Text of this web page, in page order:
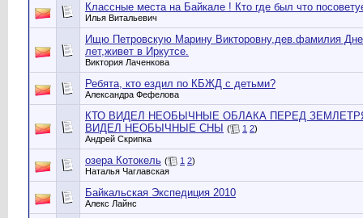
Классные места на Байкале ! Кто где был что
Илья Витальевич
Ищю Петровскую Марину Викторовну,дев.фамилия
лет,живет в Иркутсе.
Виктория Лаченкова
Ребята, кто ездил по КБЖД с детьми?
Александра Фефелова
КТО ВИДЕЛ НЕОБЫЧНЫЕ ОБЛАКА ПЕРЕД
ВИДЕЛ НЕОБЫЧНЫЕ СНЫ
( 1 2)
Андрей Скрипка
озера Котокель ( 1 2)
Наталья Чаглавская
Байкальская Экспедиция 2010
Алекс Лайнс